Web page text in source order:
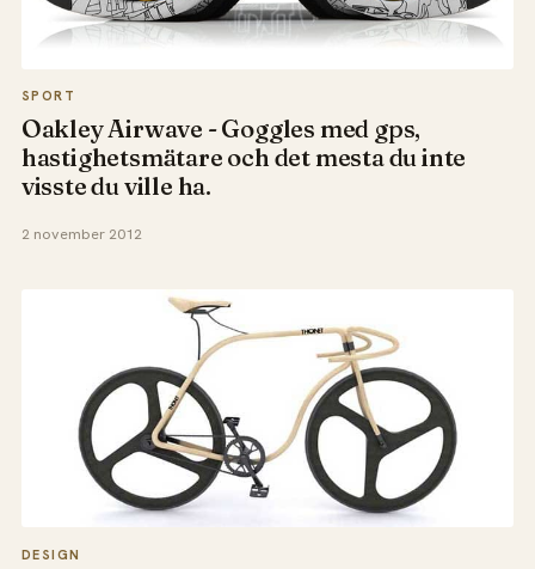
SPORT
Oakley Airwave - Goggles med gps,
hastighetsmätare och det mesta du inte
visste du ville ha.
2 november 2012
DESIGN